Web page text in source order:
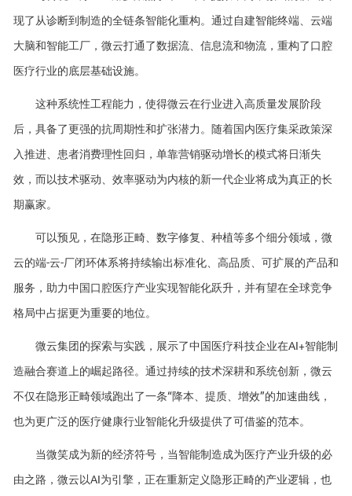
现了从诊断到制造的全链条智能化重构。通过自建智能终端、云端
大脑和智能工厂，微云打通了数据流、信息流和物流，重构了口腔
医疗行业的底层基础设施。
这种系统性工程能力，使得微云在行业进入高质量发展阶段
后，具备了更强的抗周期性和扩张潜力。随着国内医疗集采政策深
入推进、患者消费理性回归，单靠营销驱动增长的模式将日渐失
效，而以技术驱动、效率驱动为内核的新一代企业将成为真正的长
期赢家。
可以预见，在隐形正畸、数字修复、种植等多个细分领域，微
云的端-云-厂闭环体系将持续输出标准化、高品质、可扩展的产品和
服务，助力中国口腔医疗产业实现智能化跃升，并有望在全球竞争
格局中占据更为重要的地位。
微云集团的探索与实践，展示了中国医疗科技企业在AI+智能制
造融合赛道上的崛起路径。通过持续的技术深耕和系统创新，微云
不仅在隐形正畸领域跑出了一条“降本、提质、增效”的加速曲线，
也为更广泛的医疗健康行业智能化升级提供了可借鉴的范本。
当微笑成为新的经济符号，当智能制造成为医疗产业升级的必
由之路，微云以AI为引擎，正在重新定义隐形正畸的产业逻辑，也